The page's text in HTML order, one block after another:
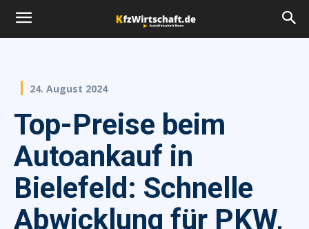
24. August 2024
Top-Preise beim
Autoankauf in
Bielefeld: Schnelle
Abwicklung für PKW,